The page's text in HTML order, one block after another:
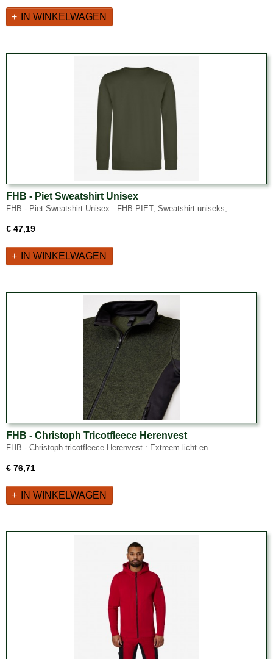
IN WINKELWAGEN
FHB - Piet Sweatshirt Unisex
FHB - Piet Sweatshirt Unisex : FHB PIET, Sweatshirt uniseks,…
€ 47,19
IN WINKELWAGEN
FHB - Christoph Tricotfleece Herenvest
FHB - Christoph tricotfleece Herenvest : Extreem licht en…
€ 76,71
IN WINKELWAGEN